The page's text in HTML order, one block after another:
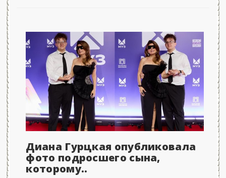
Диана Гурцкая опубликовала
фото подросшего сына,
которому..